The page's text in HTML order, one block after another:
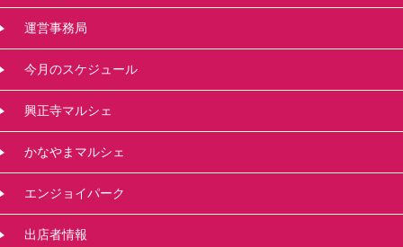
運営事務局
今月のスケジュール
興正寺マルシェ
かなやまマルシェ
エンジョイパーク
出店者情報